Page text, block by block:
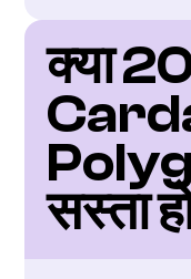
क्या
सस्ता